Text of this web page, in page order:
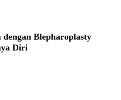
Blepharoplasty
Diri